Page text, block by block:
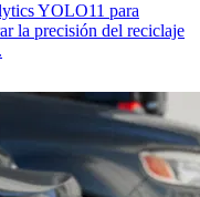
YOLO11 para
la precisión del reciclaje